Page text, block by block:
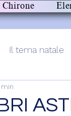
Chirone
Il tema natale
min